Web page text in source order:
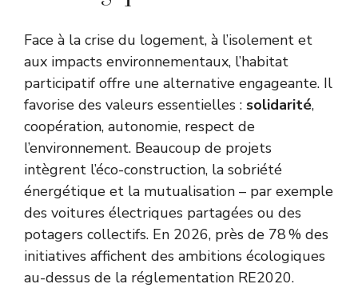
Face à la crise du logement, à l’isolement et
aux impacts environnementaux, l’habitat
participatif offre une alternative engageante. Il
favorise des valeurs essentielles : solidarité,
coopération, autonomie, respect de
l’environnement. Beaucoup de projets
intègrent l’éco-construction, la sobriété
énergétique et la mutualisation – par exemple
des voitures électriques partagées ou des
potagers collectifs. En 2026, près de 78 % des
initiatives affichent des ambitions écologiques
au-dessus de la réglementation RE2020.